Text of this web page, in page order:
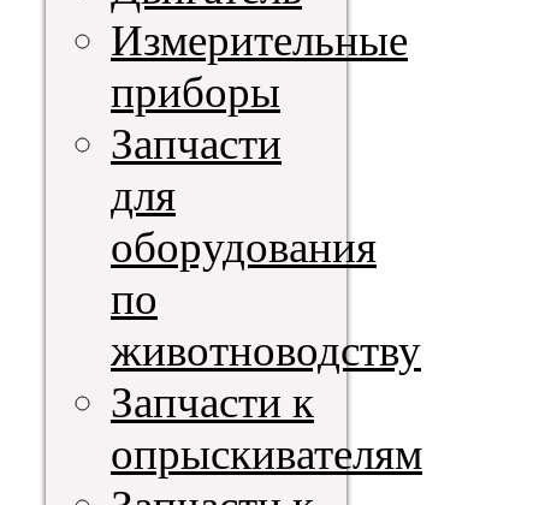
Измерительные
приборы
Запчасти
для
оборудования
по
животноводству
Запчасти к
опрыскивателям